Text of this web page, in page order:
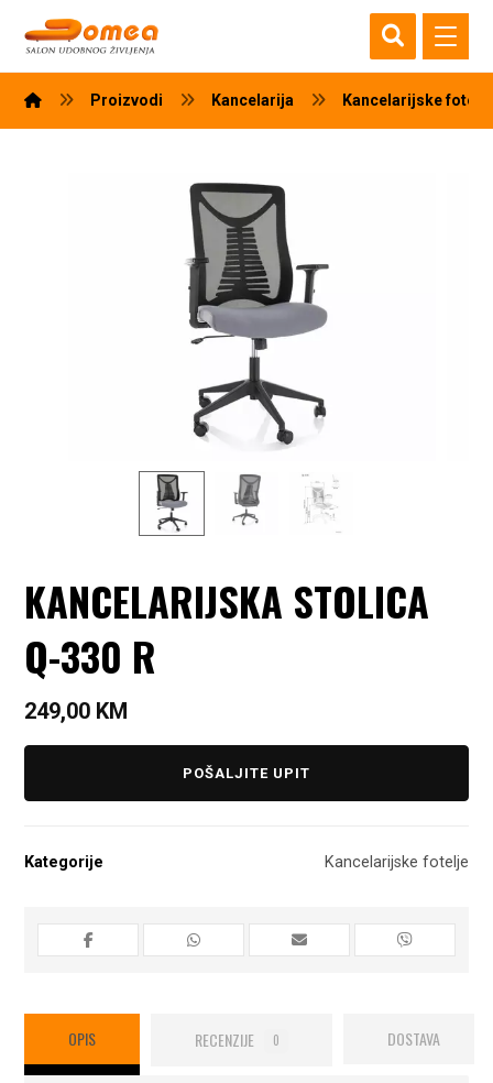
Proizvodi Kancelarija Kancelarijske fotelje
KANCELARIJSKA STOLICA
Q-330 R
249,00 KM
POŠALJITE UPIT
Kategorije Kancelarijske fotelje
OPIS RECENZIJE 0 DOSTAVA